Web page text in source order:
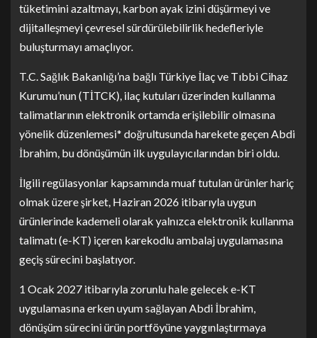
tüketimini azaltmayı, karbon ayak izini düşürmeyi ve
dijitalleşmeyi çevresel sürdürülebilirlik hedefleriyle
buluşturmayı amaçlıyor.
T.C. Sağlık Bakanlığı’na bağlı Türkiye İlaç ve Tıbbi Cihaz
Kurumu’nun (TİTCK), ilaç kutuları üzerinden kullanma
talimatlarının elektronik ortamda erişilebilir olmasına
yönelik düzenlemesi* doğrultusunda harekete geçen Abdi
İbrahim, bu dönüşümün ilk uygulayıcılarından biri oldu.
İlgili regülasyonlar kapsamında muaf tutulan ürünler hariç
olmak üzere şirket, Haziran 2026 itibarıyla uygun
ürünlerinde kademeli olarak yalnızca elektronik kullanma
talimatı (e-KT) içeren karekodlu ambalaj uygulamasına
geçiş sürecini başlatıyor.
1 Ocak 2027 itibarıyla zorunlu hale gelecek e-KT
uygulamasına erken uyum sağlayan Abdi İbrahim,
dönüşüm sürecini ürün portföyüne yaygınlaştırmaya